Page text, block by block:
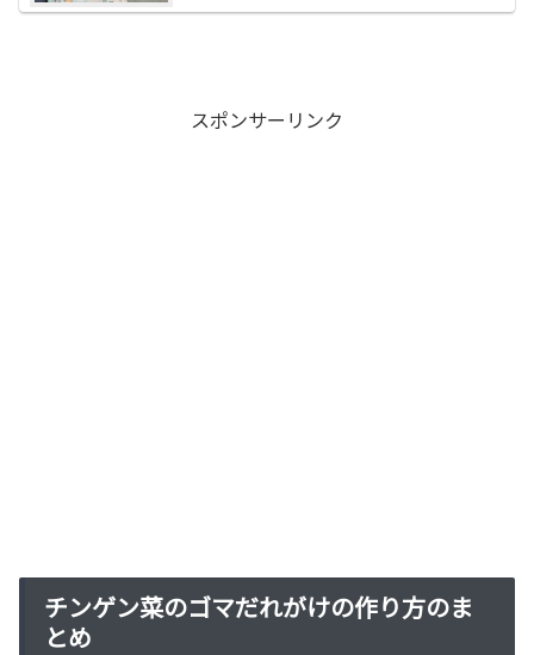
スポンサーリンク
チンゲン菜のゴマだれがけの作り方のま
とめ